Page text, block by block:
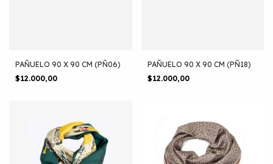
PAÑUELO 90 X 90 CM (PÑ06)
$12.000,00
PAÑUELO 90 X 90 CM (PÑ18)
$12.000,00